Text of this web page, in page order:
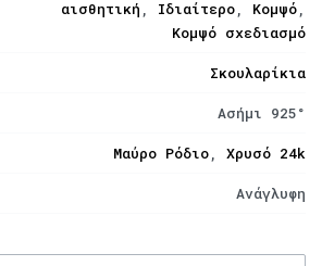
αισθητική , Ιδιαίτερο, Κομψό,
Κομψό σχεδιασμό
Σκουλαρίκια
Ασήμι 925°
Μαύρο Ρόδιο, Χρυσό 24k
Ανάγλυφη